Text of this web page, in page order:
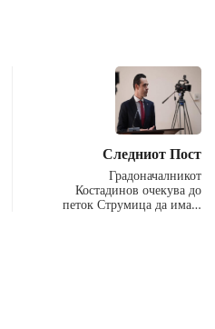
Следниот Пост
Градоначалникот
Костадинов очекува до
петок Струмица да има…